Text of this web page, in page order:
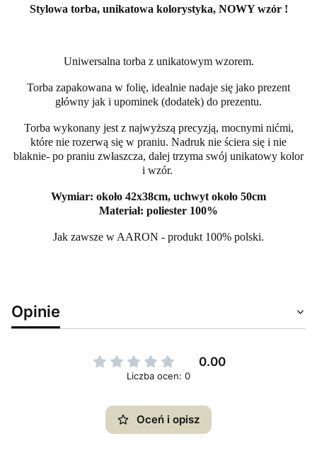
Stylowa torba, unikatowa kolorystyka, NOWY wzór !
Uniwersalna torba z unikatowym wzorem.
Torba zapakowana w folię, idealnie nadaje się jako prezent
główny jak i upominek (dodatek) do prezentu.
Torba wykonany jest z najwyższą precyzją, mocnymi nićmi,
które nie rozerwą się w praniu. Nadruk nie ściera się i nie
blaknie- po praniu zwłaszcza, dalej trzyma swój unikatowy kolor
i wzór.
Wymiar: około 42x38cm, uchwyt około 50cm
Materiał: poliester 100%
Jak zawsze w AARON - produkt 100% polski.
Opinie
0.00
Liczba ocen: 0
Oceń i opisz